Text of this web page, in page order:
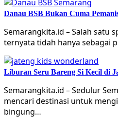
Danau BSB Bukan Cuma
Semarangkita.id – Salah satu
ternyata tidah hanya sebagai
Liburan Seru Bareng Si Kecil di
Semarangkita.id – Sedulur
mencari destinasi untuk
bingung…